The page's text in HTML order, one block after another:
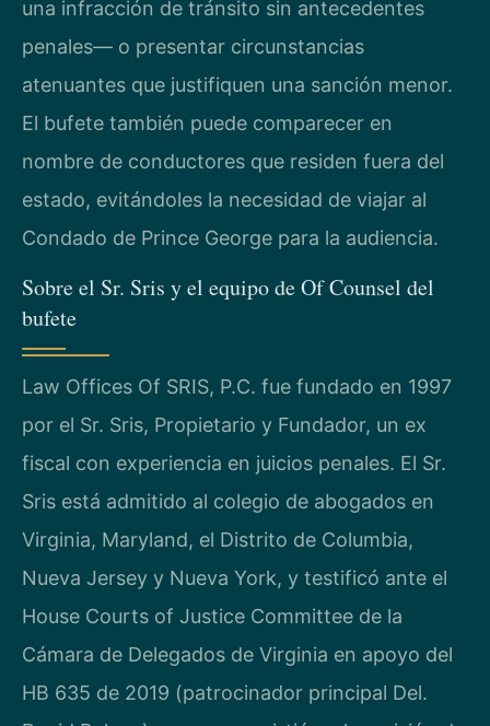
una infracción de tránsito sin antecedentes
penales— o presentar circunstancias
atenuantes que justifiquen una sanción menor.
El bufete también puede comparecer en
nombre de conductores que residen fuera del
estado, evitándoles la necesidad de viajar al
Condado de Prince George para la audiencia.
Sobre el Sr. Sris y el equipo de Of Counsel del
bufete
Law Offices Of SRIS, P.C. fue fundado en 1997
por el Sr. Sris, Propietario y Fundador, un ex
fiscal con experiencia en juicios penales. El Sr.
Sris está admitido al colegio de abogados en
Virginia, Maryland, el Distrito de Columbia,
Nueva Jersey y Nueva York, y testificó ante el
House Courts of Justice Committee de la
Cámara de Delegados de Virginia en apoyo del
HB 635 de 2019 (patrocinador principal Del.